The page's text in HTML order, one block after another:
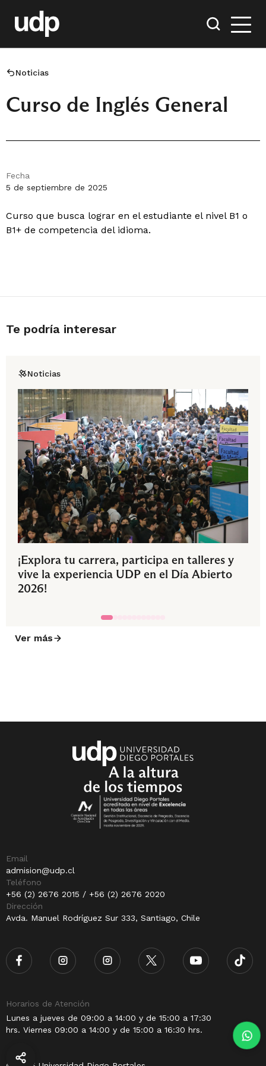
Noticias
Curso de Inglés General
Fecha
5 de septiembre de 2025
Curso que busca lograr en el estudiante el nivel B1 o
B1+ de competencia del idioma.
Te podría interesar
Noticias
¡Explora tu carrera, participa en talleres y
vive la experiencia UDP en el Día Abierto
2026!
Ver más
Email
admision@udp.cl
Teléfono
+56 (2) 2676 2015 / +56 (2) 2676 2020
Dirección
Avda. Manuel Rodríguez Sur 333, Santiago, Chile
Horarios de Atención
Lunes a jueves de 09:00 a 14:00 y de 15:00 a 17:30
hrs. Viernes 09:00 a 14:00 y de 15:00 a 16:30 hrs.